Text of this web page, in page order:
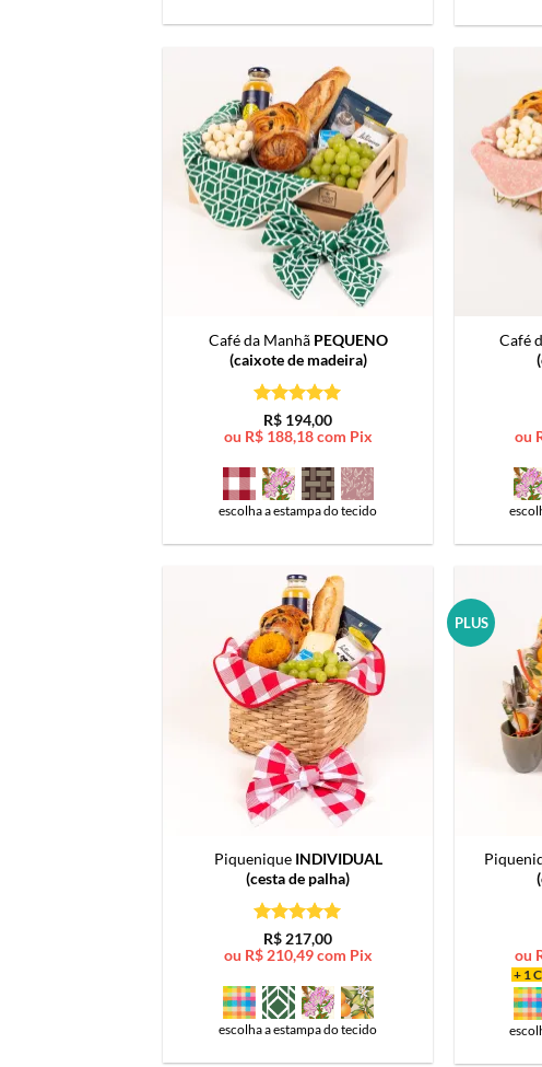
Café da Manhã PEQUENO
(caixote de madeira)
Avaliação5
de 5
R$ 194,00
ou R$188,18com Pix
escolha a estampa do tecido
Café
ou
Piquenique INDIVIDUAL
(cesta de palha)
Avaliação5
de 5
R$ 217,00
ou R$210,49com Pix
escolha a estampa do tecido
PLUS
ou
+ 1